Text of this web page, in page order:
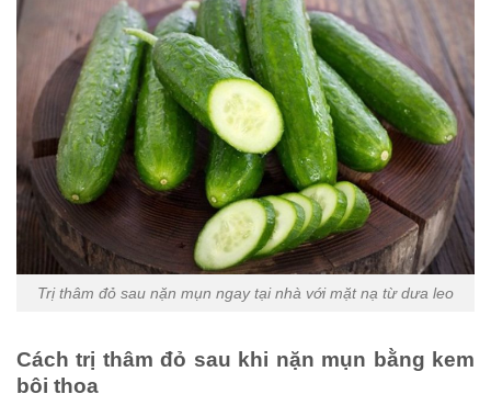
Trị thâm đỏ sau nặn mụn ngay tại nhà với mặt nạ từ dưa leo
Cách trị thâm đỏ sau khi nặn mụn bằng kem
bôi thoa